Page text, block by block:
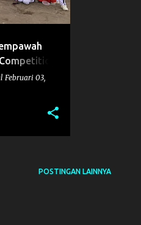
Februari 03,
POSTINGAN LAINNYA